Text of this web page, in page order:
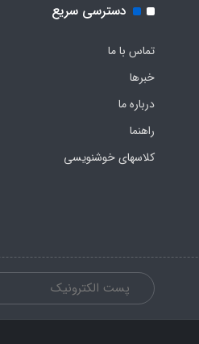
دسترسی سریع
تماس با ما
خبرها
درباره ما
راهنما
کلاسهای خوشنویسی